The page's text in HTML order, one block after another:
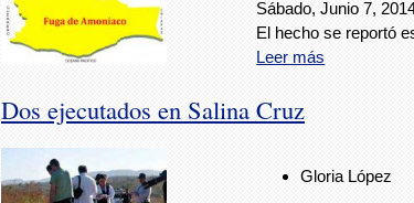
Sábado, Junio 7,
El hecho se reportó
Leer más
Dos ejecutados en Salina Cruz
Gloria López